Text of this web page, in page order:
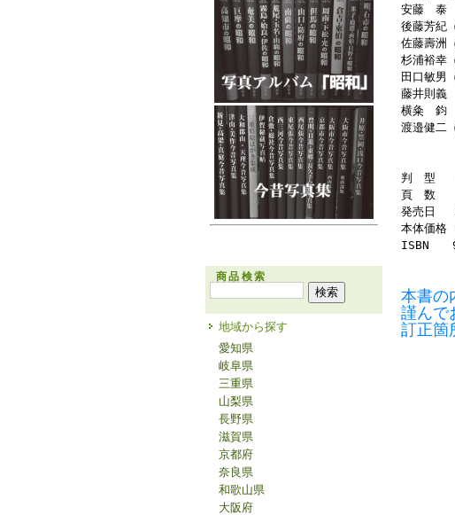
商品検索
地域から探す
愛知県
岐阜県
三重県
山梨県
長野県
滋賀県
京都府
奈良県
和歌山県
大阪府
安藤 泰
後藤芳紀
佐藤壽洲
杉浦裕幸
田口敏男
藤井則義
横粂 鈞
渡邉健二
判 型
頁 数
発売日
本体価
ISBN
本書の
謹んで
訂正箇